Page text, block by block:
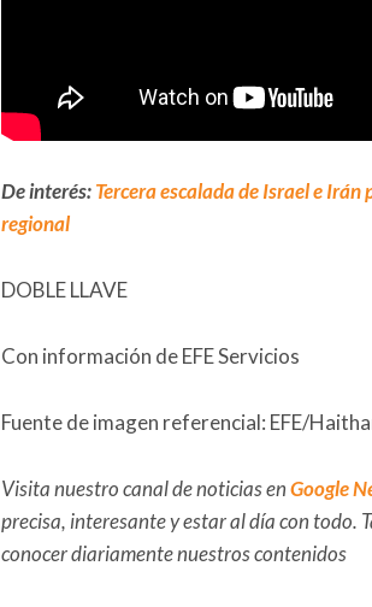
De interés:Tercera escalada de Israel e
regional
DOBLE LLAVE
Con información de EFE Servicios
Fuente de imagen referencial: EFE/
Visita nuestro canal de noticias enGoogle
precisa, interesante y estar al día con todo.
conocer diariamente nuestros contenidos